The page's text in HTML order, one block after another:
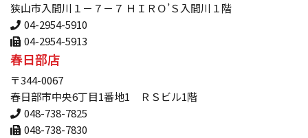
狭山市入間川１－７－７ ＨＩＲＯ’Ｓ入間川１階
04-2954-5910
04-2954-5913
春日部店
〒344-0067
春日部市中央6丁目1番地1 ＲＳビル1階
048-738-7825
048-738-7830